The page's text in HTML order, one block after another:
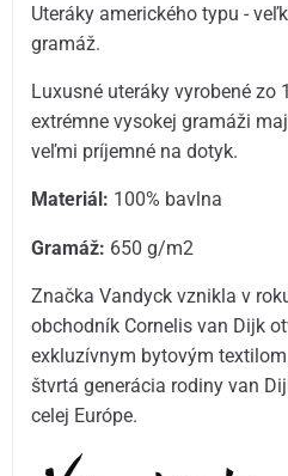
Uteráky amerického typu -
gramáž.
Luxusné uteráky vyrobené zo
extrémne vysokej gramáži
veľmi príjemné na dotyk.
Materiál: 100% bavlna
Gramáž: 650 g/m2
Značka Vandyck vznikla v
obchodník Cornelis van Dijk
exkluzívnym bytovým
štvrtá generácia rodiny van
celej Európe.